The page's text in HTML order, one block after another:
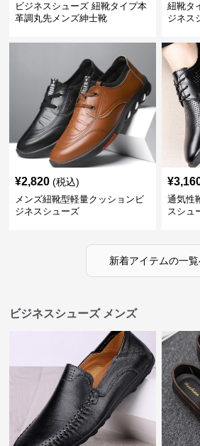
ビジネスシューズ 紐靴タイプ本
革調丸先メンズ紳士靴
紐靴タ
ジネス
¥2,820 (税込)
メンズ紐靴型軽量クッションビ
ジネスシューズ
¥
通気性
スシュ
新着アイテムの一
ビジネスシューズ メンズ